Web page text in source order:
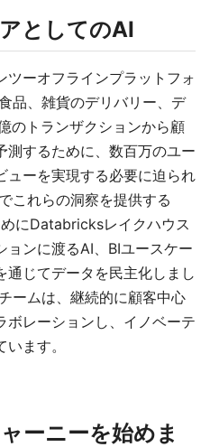
としてのAI
ーオフラインプラットフォ
品、雑貨のデリバリー、デ
のトランザクションから顧
測するために、数百万のユー
ューを実現する必要に迫られ
これらの洞察を提供する
にDatabricksレイクハウス
ョンに渡るAI、BIユースケー
通じてデータを民主化しまし
ームは、継続的に顧客中心
ボレーションし、イノベーテ
ます。
ーニーを始めま